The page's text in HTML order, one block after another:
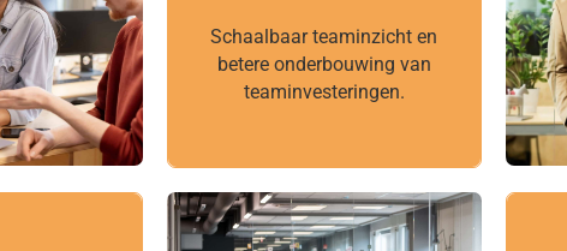
Schaalbaar teaminzicht en
betere onderbouwing van
teaminvesteringen.
Schaalbaar teaminzicht en
betere onderbouwing van
teaminvesteringen.